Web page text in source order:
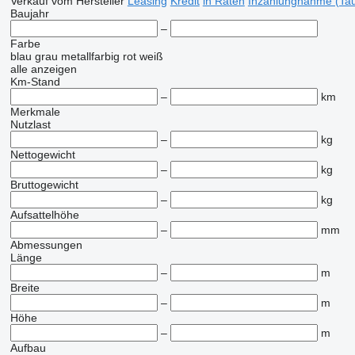
Baujahr
–
Farbe
blau grau metallfarbig rot weiß
alle anzeigen
Km-Stand
–
km
Merkmale
Nutzlast
–
kg
Nettogewicht
–
kg
Bruttogewicht
–
kg
Aufsattelhöhe
–
mm
Abmessungen
Länge
–
m
Breite
–
m
Höhe
–
m
Aufbau